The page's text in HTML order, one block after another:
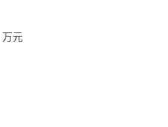
万元